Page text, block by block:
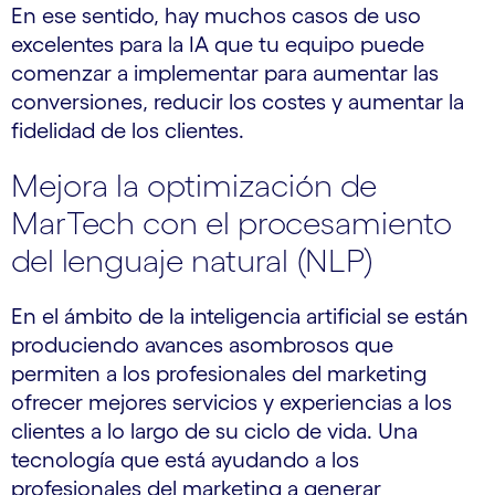
En ese sentido, hay muchos casos de uso
excelentes para la IA que tu equipo puede
comenzar a implementar para aumentar las
conversiones, reducir los costes y aumentar la
fidelidad de los clientes.
Mejora la optimización de
MarTech con el procesamiento
del lenguaje natural (NLP)
En el ámbito de la inteligencia artificial se están
produciendo avances asombrosos que
permiten a los profesionales del marketing
ofrecer mejores servicios y experiencias a los
clientes a lo largo de su ciclo de vida. Una
tecnología que está ayudando a los
profesionales del marketing a generar